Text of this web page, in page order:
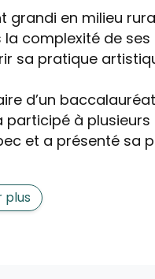
grandi en milieu
la complexité de
sa pratique
d’un
participé à
et a présenté sa
plus